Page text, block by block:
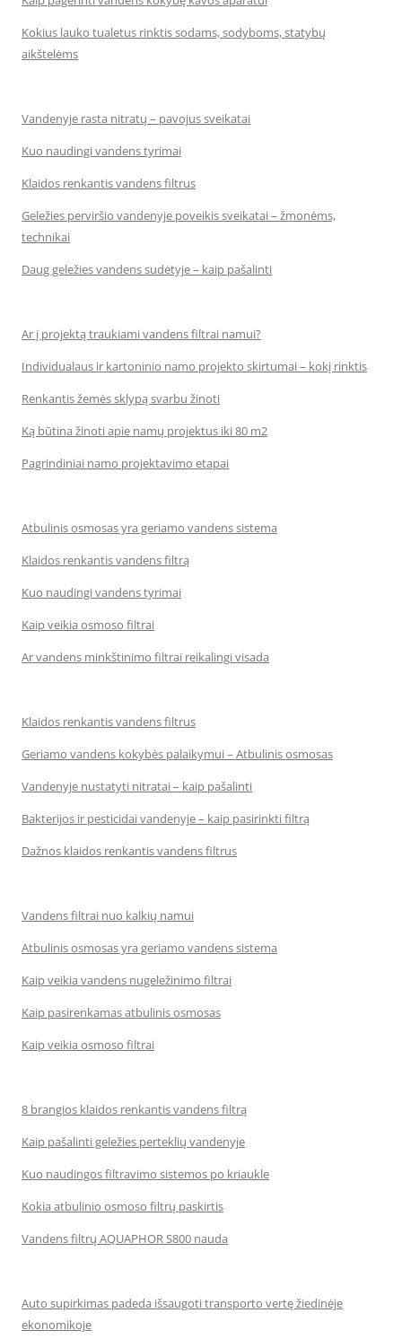
Kokius lauko tualetus rinktis sodams, sodyboms, statybų
aikštelėms
Vandenyje rasta nitratų – pavojus sveikatai
Kuo naudingi vandens tyrimai
Klaidos renkantis vandens filtrus
Geležies perviršio vandenyje poveikis sveikatai – žmonėms,
technikai
Daug geležies vandens sudėtyje – kaip pašalinti
Ar į projektą traukiami vandens filtrai namui?
Individualaus ir kartoninio namo projekto skirtumai – kokį rinktis
Renkantis žemės sklypą svarbu žinoti
Ką būtina žinoti apie namų projektus iki 80 m2
Pagrindiniai namo projektavimo etapai
Atbulinis osmosas yra geriamo vandens sistema
Klaidos renkantis vandens filtrą
Kuo naudingi vandens tyrimai
Kaip veikia osmoso filtrai
Ar vandens minkštinimo filtrai reikalingi visada
Klaidos renkantis vandens filtrus
Geriamo vandens kokybės palaikymui – Atbulinis osmosas
Vandenyje nustatyti nitratai – kaip pašalinti
Bakterijos ir pesticidai vandenyje – kaip pasirinkti filtrą
Dažnos klaidos renkantis vandens filtrus
Vandens filtrai nuo kalkių namui
Atbulinis osmosas yra geriamo vandens sistema
Kaip veikia vandens nugeležinimo filtrai
Kaip pasirenkamas atbulinis osmosas
Kaip veikia osmoso filtrai
8 brangios klaidos renkantis vandens filtrą
Kaip pašalinti geležies perteklių vandenyje
Kuo naudingos filtravimo sistemos po kriaukle
Kokia atbulinio osmoso filtrų paskirtis
Vandens filtrų AQUAPHOR S800 nauda
Auto supirkimas padeda išsaugoti transporto vertę žiedinėje
ekonomikoje